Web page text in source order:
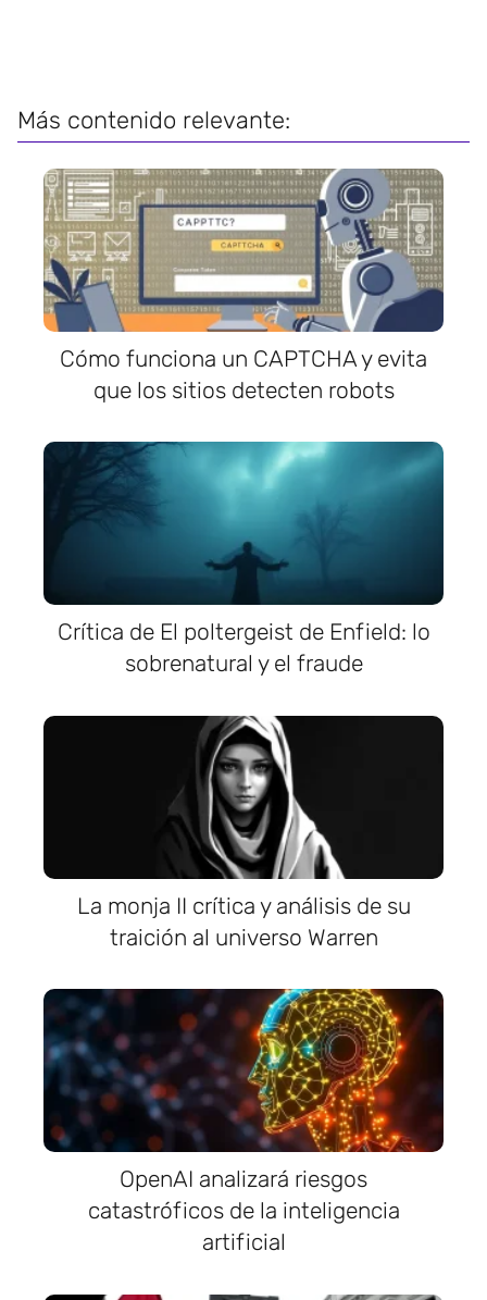
Más contenido relevante:
Cómo funciona un CAPTCHA y evita
que los sitios detecten robots
Crítica de El poltergeist de Enfield: lo
sobrenatural y el fraude
La monja II crítica y análisis de su
traición al universo Warren
OpenAI analizará riesgos
catastróficos de la inteligencia
artificial